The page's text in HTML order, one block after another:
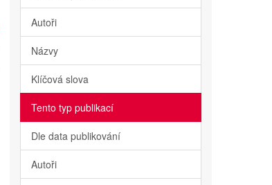
Autoři
Názvy
Klíčová slova
Tento typ publikací
Dle data publikování
Autoři